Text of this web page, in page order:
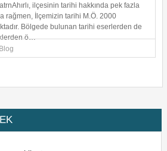
ilçesinin tarihi hakkında pek fazla
rağmen, İlçemizin tarihi M.Ö. 2000
Bölgede bulunan tarihi eserlerden de
ö…
Blog